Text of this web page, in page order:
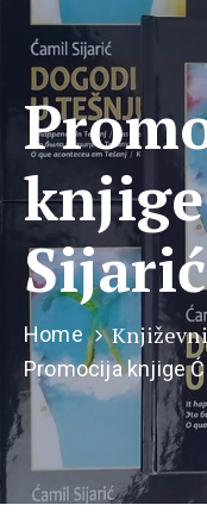
Home
Promocija knjige